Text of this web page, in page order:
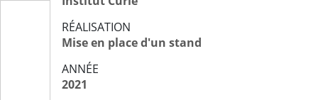
RÉALISATION
Mise en place d'un stand
ANNÉE
2021